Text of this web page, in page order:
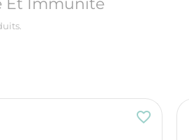
Et Immunité
favorite_border